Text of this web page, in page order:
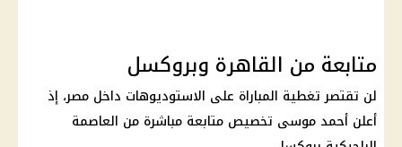
متابعة من القاهرة وبروكسل
لن تقتصر تغطية المباراة على الاستوديوهات داخل مصر، إذ
أعلن أحمد موسى تخصيص متابعة مباشرة من العاصمة